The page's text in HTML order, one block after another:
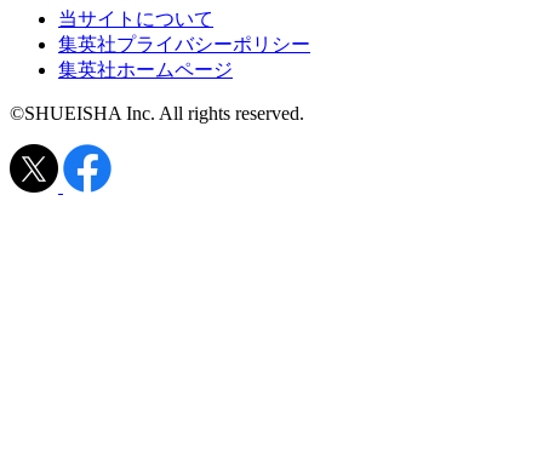
当サイトについて
集英社プライバシーポリシー
集英社ホームページ
©SHUEISHA Inc. All rights reserved.